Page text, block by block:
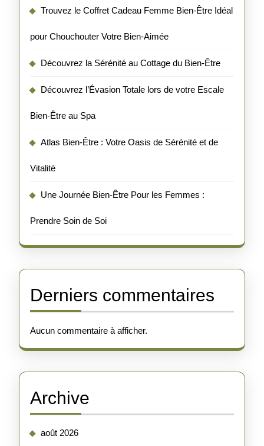
Trouvez le Coffret Cadeau Femme Bien-Être Idéal
pour Chouchouter Votre Bien-Aimée
Découvrez la Sérénité au Cottage du Bien-Être
Découvrez l’Évasion Totale lors de votre Escale
Bien-Être au Spa
Atlas Bien-Être : Votre Oasis de Sérénité et de
Vitalité
Une Journée Bien-Être Pour les Femmes :
Prendre Soin de Soi
Derniers commentaires
Aucun commentaire à afficher.
Archive
août 2026